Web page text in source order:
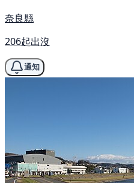
奈良縣
206起出沒
通知